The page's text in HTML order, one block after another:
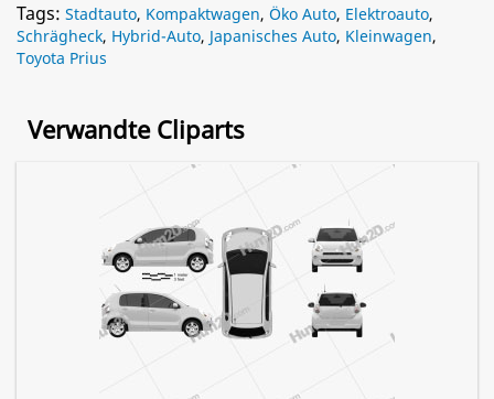
Tags: Stadtauto, Kompaktwagen, Öko Auto, Elektroauto,
Schrägheck, Hybrid-Auto, Japanisches Auto, Kleinwagen,
Toyota Prius
Verwandte Cliparts